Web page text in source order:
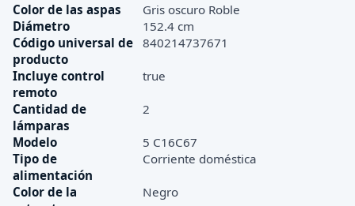
Color de las aspas
Gris oscuro Roble
Diámetro
152.4 cm
Código universal de
producto
840214737671
Incluye control
remoto
true
Cantidad de
lámparas
2
Modelo
5 C16C67
Tipo de
alimentación
Corriente doméstica
Color de la
Negro